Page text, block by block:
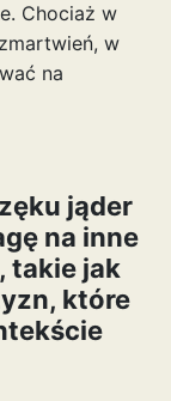
Chociaż w
w
na
jąder
na inne
takie jak
, które